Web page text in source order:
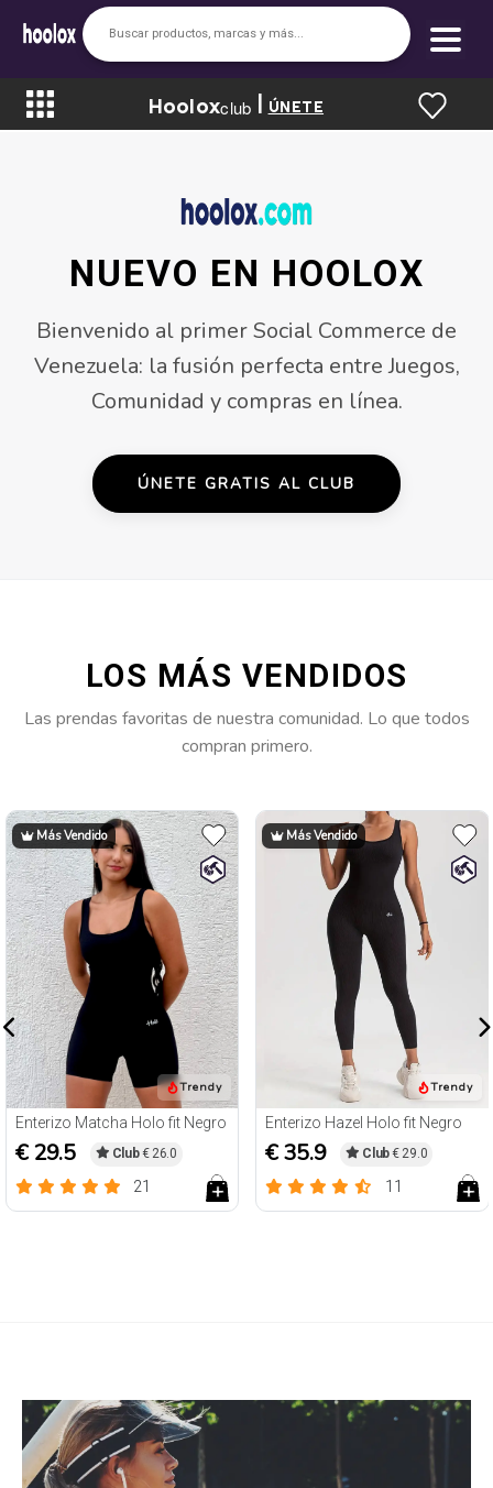
Bienvenido a hoolox
La evolución de la moda en línea.
Mis compras
Club de Recompensas
Descuentos
Hooloxclub ÚNETE
NUEVO EN HOOLOX
Bienvenido al primerSocial Commerce de
Venezuela: la fusión perfecta entre Juegos,
Comunidad y compras en línea.
ÚNETE GRATIS AL CLUB
LOS MÁS VENDIDOS
Las prendas favoritas de nuestra comunidad. Lo que todos
compran primero.
Más Vendido
Trendy
Enterizo Hazel Holo fit Negro
€ 35.9 Club € 29.0
11
Más Vendido
Leggins Acanalado Chia Holo Marron
€ 24.5 Club€ 21.0
7